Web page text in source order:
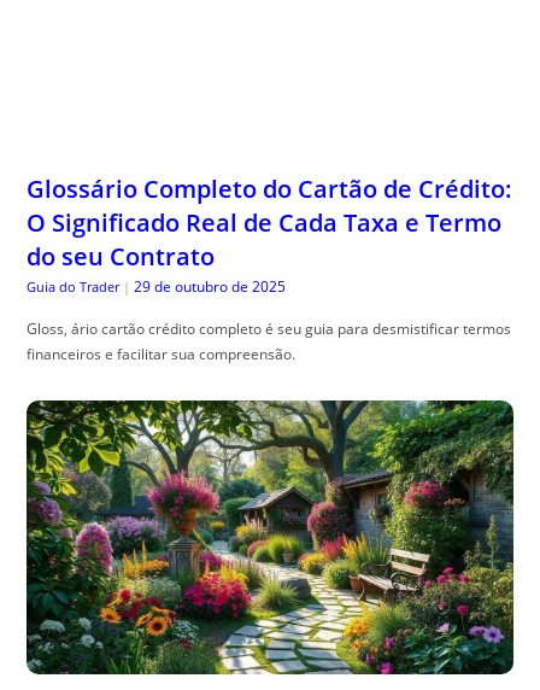
Glossário Completo do Cartão de Crédito:
O Significado Real de Cada Taxa e Termo
do seu Contrato
Guia do Trader | 29 de outubro de 2025
Gloss, ário cartão crédito completo é seu guia para desmistificar termos
financeiros e facilitar sua compreensão.